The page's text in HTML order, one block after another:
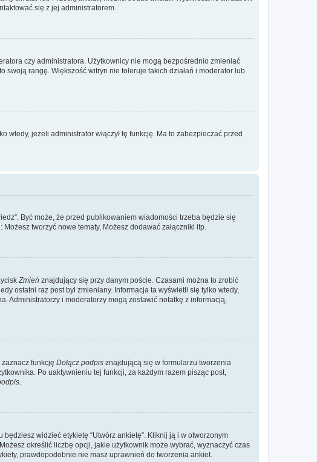
się z jej administratorem.
czy administratora. Użytkownicy nie mogą bezpośrednio zmieniać
rangę. Większość witryn nie toleruje takich działań i moderator lub
jeżeli administrator włączył tę funkcję. Ma to zabezpieczać przed
Być może, że przed publikowaniem wiadomości trzeba będzie się
tworzyć nowe tematy, Możesz dodawać załączniki itp.
Zmień znajdujący się przy danym poście. Czasami można to zrobić
ostatni raz post był zmieniany. Informacja ta wyświetli się tylko wtedy,
Administratorzy i moderatorzy mogą zostawić notatkę z informacją,
funkcję Dołącz podpis znajdującą się w formularzu tworzenia
Po uaktywnieniu tej funkcji, za każdym razem pisząc post,
widzieć etykietę “Utwórz ankietę”. Kliknij ją i w otworzonym
określić liczbę opcji, jakie użytkownik może wybrać, wyznaczyć czas
prawdopodobnie nie masz uprawnień do tworzenia ankiet.